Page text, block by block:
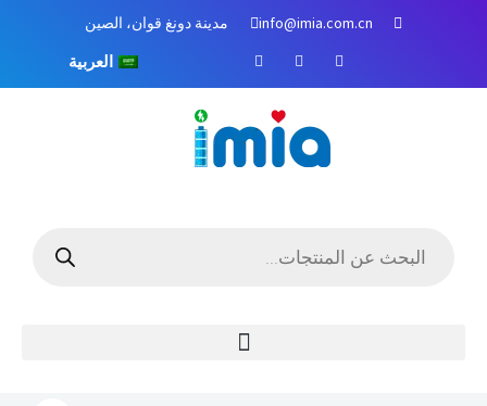
info@imia.com.cn مدينة دونغ قوان، الصين
ف
ي
س
م
و
ق
o
u
T
ا
ن
س
ر
م
العربية
المنتجات